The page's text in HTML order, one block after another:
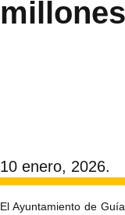
10 enero, 2026.
El Ayuntamiento de